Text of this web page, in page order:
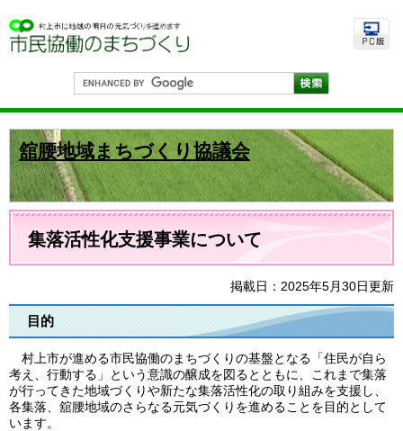
ー
ジ
の
ニ
ュ
ー
文
G
o
o
e
カ
ス
タ
ム
検
索
舘腰地域まちづくり協議会
本
集落活性化支援事業について
掲載日：2025年5月30日更新
目的
村上市が進める市民協働のまちづくりの基盤となる「住民が自ら
考え、行動する」という意識の醸成を図るとともに、これまで集落
が行ってきた地域づくりや新たな集落活性化の取り組みを支援し、
各集落、舘腰地域のさらなる元気づくりを進めることを目的として
います。